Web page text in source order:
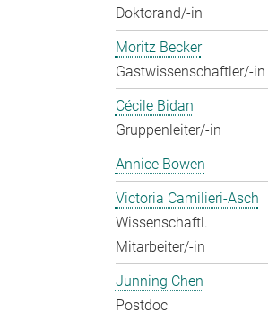
Doktorand/-in
Moritz Becker
Gastwissenschaftler/-in
Cécile Bidan
Gruppenleiter/-in
Annice Bowen
Victoria Camilieri-Asch
Wissenschaftl.
Mitarbeiter/-in
Junning Chen
Postdoc